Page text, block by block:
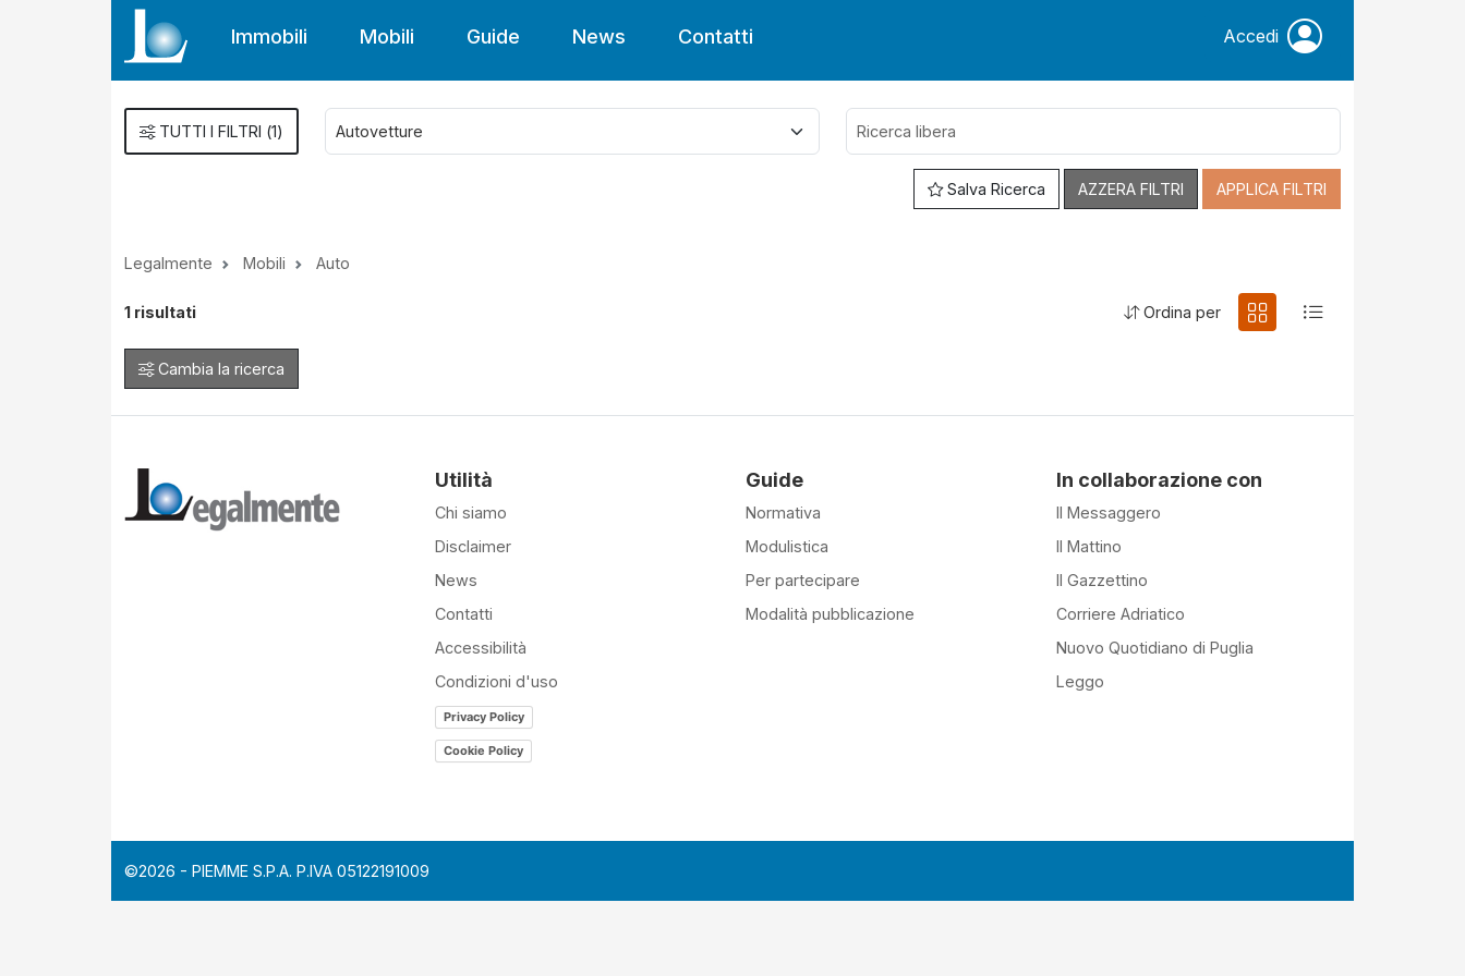
Immobili Mobili Guide News Contatti Accedi
TUTTI I FILTRI (1)
Salva Ricerca AZZERA FILTRI APPLICA FILTRI
Legalmente Mobili Auto
1 risultati Ordina per
Cambia la ricerca
Utilità
Chi siamo
Disclaimer
News
Contatti
Accessibilità
Condizioni d'uso
Privacy Policy
Cookie Policy
Guide
Normativa
Modulistica
Per partecipare
Modalità pubblicazione
In collaborazione con
Il Messaggero
Il Mattino
Il Gazzettino
Corriere Adriatico
Nuovo Quotidiano di Puglia
Leggo
©2026 - PIEMME S.P.A. P.IVA 05122191009